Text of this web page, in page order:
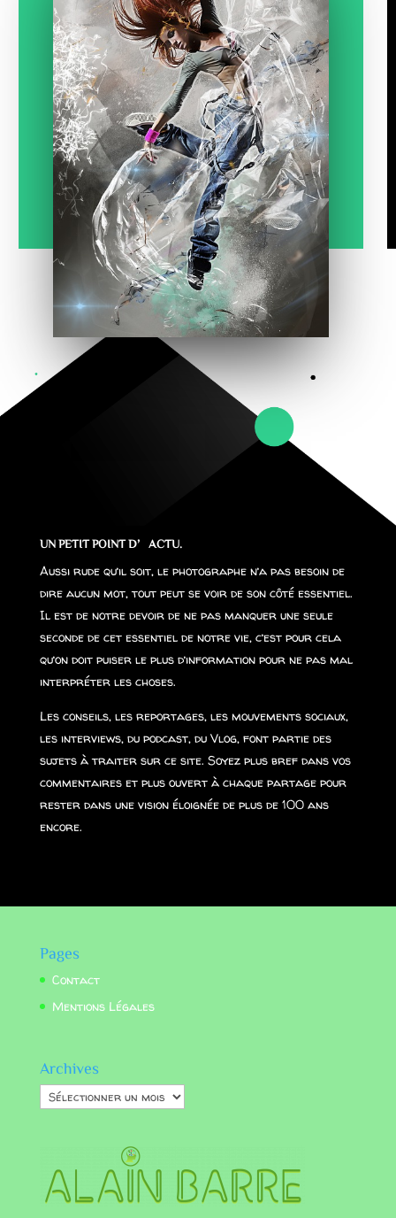
UN PETIT POINT D’ACTU.
Aussi rude qu’il soit, le photographe n’a pas besoin de
dire aucun mot, tout peut se voir de son côté essentiel.
Il est de notre devoir de ne pas manquer une seule
seconde de cet essentiel de notre vie, c’est pour cela
qu’on doit puiser le plus d’information pour ne pas mal
interpréter les choses.
Les conseils, les reportages, les mouvements sociaux,
les interviews, du podcast, du Vlog, font partie des
sujets à traiter sur ce site. Soyez plus bref dans vos
commentaires et plus ouvert à chaque partage pour
rester dans une vision éloignée de plus de 100 ans
encore.
Pages
Contact
Mentions Légales
Archives
Archives